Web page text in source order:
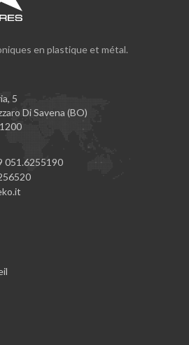
en plastique et métal.
5
Di Savena (BO)
051.6255190